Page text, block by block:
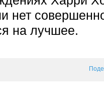
нет
на лучшее.